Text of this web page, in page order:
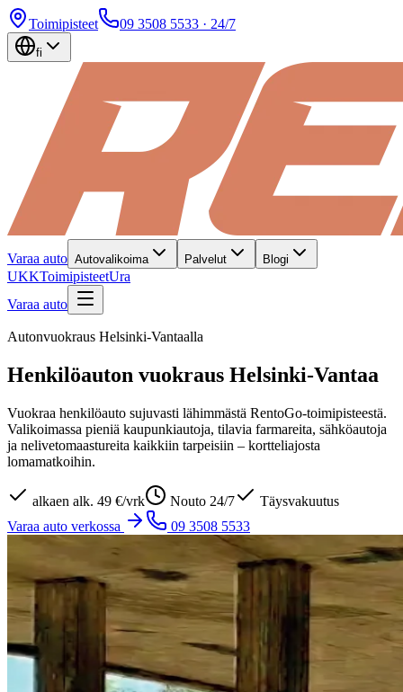
Toimipisteet 09 3508 5533 · 24/7
fi
Varaa auto Autovalikoima Palvelut Blogi
UKKToimipisteetUra
Varaa auto
Autonvuokraus Helsinki-Vantaalla
Henkilöauton vuokraus Helsinki-Vantaa
Vuokraa henkilöauto sujuvasti lähimmästä RentoGo-toimipisteestä.
Valikoimassa pieniä kaupunkiautoja, tilavia farmareita, sähköautoja
ja nelivetomaastureita kaikkiin tarpeisiin – kortteliajosta
lomamatkoihin.
alkaen alk. 49 €/vrk Nouto 24/7
Täysvakuutus
Varaa auto verkossa
09 3508 5533